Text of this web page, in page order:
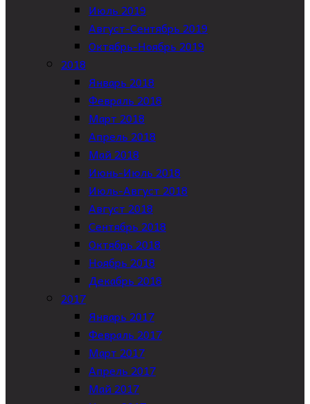
Июль 2019
Август-Сентябрь 2019
Октябрь-Ноябрь 2019
2018
Январь 2018
Февраль 2018
Март 2018
Апрель 2018
Май 2018
Июнь-Июль 2018
Июль-Август 2018
Август 2018
Сентябрь 2018
Октябрь 2018
Ноябрь 2018
Декабрь 2018
2017
Январь 2017
Февраль 2017
Март 2017
Апрель 2017
Май 2017